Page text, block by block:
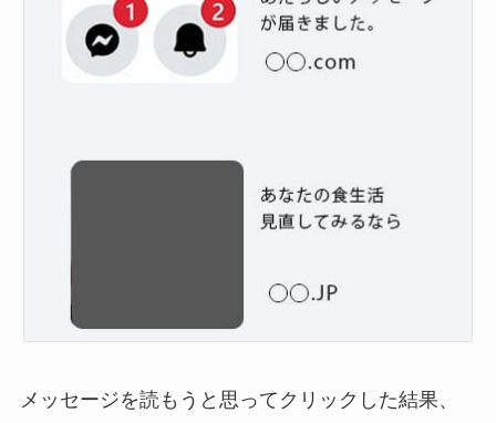
メッセージを読もうと思ってクリックした結果、